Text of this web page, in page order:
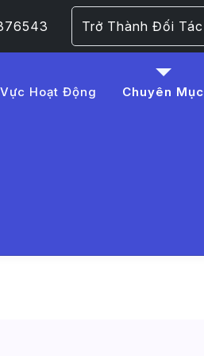
Trở Thành Đối Tác
Hoạt Động Chuyên Mục
-
1​